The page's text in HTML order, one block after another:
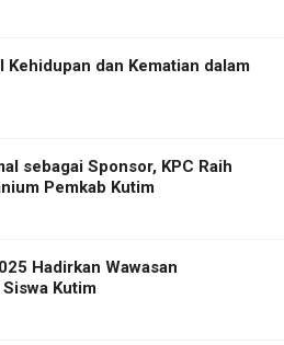
Kehidupan dan Kematian dalam
sebagai Sponsor, KPC Raih
Pemkab Kutim
Hadirkan Wawasan
Kutim